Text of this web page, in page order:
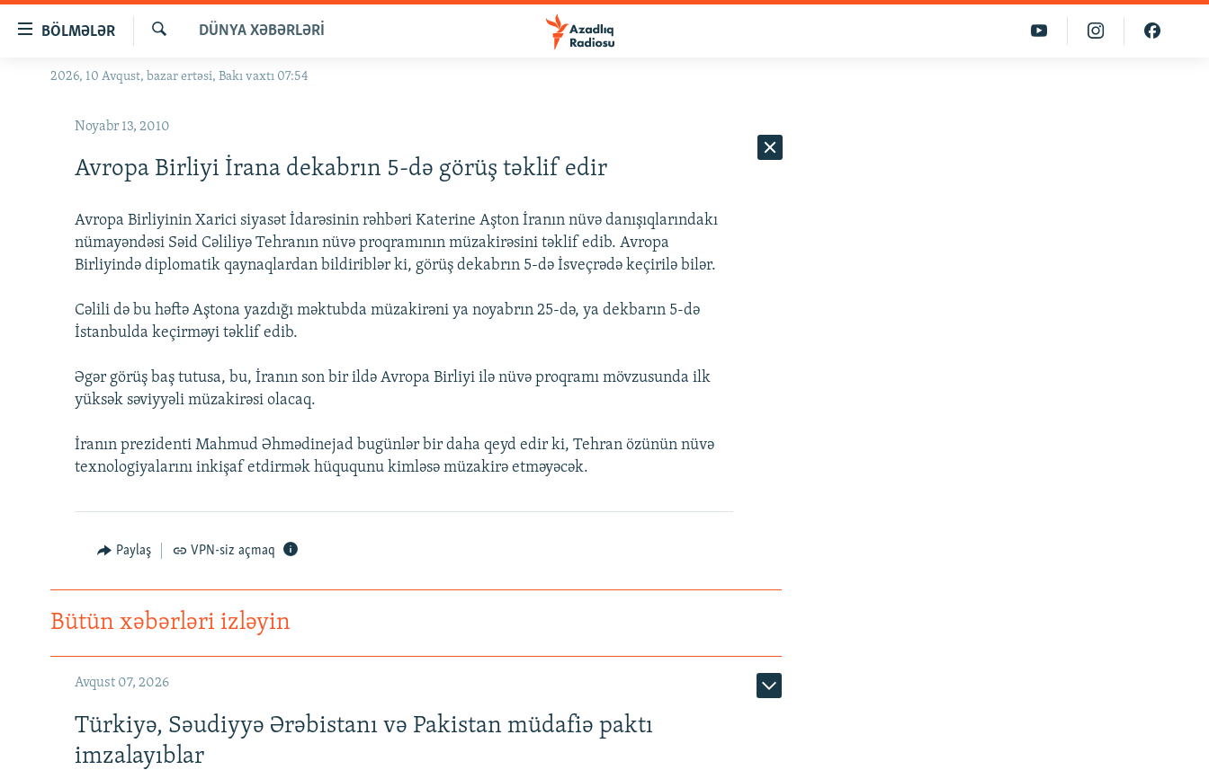
naviqasiyaya
BÖLMƏLƏR
GÜNDƏM
#ƏSLINDƏ
FƏRQƏ BAX
QANUNI DOĞRU
ARAŞDIRMA
MULTIMEDIA
FOTOQALEREYA
İNFOQRAFIKA
KARIKATURA
RADIO ARXIV
OXU ZALI
AZƏRBAYCAN ƏDƏBIYYATI KITABXANASI
İSLAM VƏ DEMOKRATIYA
İZ - MƏDƏNIYYƏT PROQRAMI
HAQQIMIZDA
MISSIYAMIZ
PEŞƏ ETIKASI VƏ JURNALISTIKA
STANDARTLARIMIZ
BIZIMLƏ ƏLAQƏ
Axtar
DÜNYA XƏBƏRLƏRI
2026, 10 Avqust, bazar ertəsi, Bakı vaxtı 07:54
Noyabr 13, 2010
Avropa Birliyi İrana dekabrın 5-də görüş təklif edir
Avropa Birliyinin Xarici siyasət İdarəsinin rəhbəri Katerine Aşton İranın nüvə danışıqlarındakı
nümayəndəsi Səid Cəliliyə Tehranın nüvə proqramının müzakirəsini təklif edib. Avropa
Birliyində diplomatik qaynaqlardan bildiriblər ki, görüş dekabrın 5-də İsveçrədə keçirilə bilər.
Cəlili də bu həftə Aştona yazdığı məktubda müzakirəni ya noyabrın 25-də, ya dekbarın 5-də
İstanbulda keçirməyi təklif edib.
Əgər görüş baş tutusa, bu, İranın son bir ildə Avropa Birliyi ilə nüvə proqramı mövzusunda ilk
yüksək səviyyəli müzakirəsi olacaq.
İranın prezidenti Mahmud Əhmədinejad bugünlər bir daha qeyd edir ki, Tehran özünün nüvə
texnologiyalarını inkişaf etdirmək hüququnu kimləsə müzakirə etməyəcək.
Paylaş VPN-siz açmaq
Bütün xəbərləri izləyin
Avqust 07, 2026
Türkiyə, Səudiyyə Ərəbistanı və Pakistan müdafiə paktı
imzalayıblar